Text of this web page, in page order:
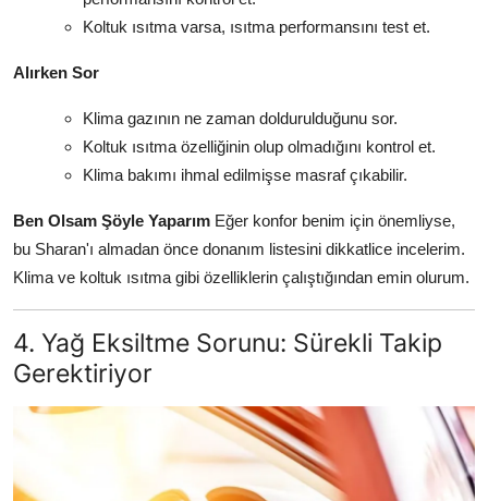
Koltuk ısıtma varsa, ısıtma performansını test et.
Alırken Sor
Klima gazının ne zaman doldurulduğunu sor.
Koltuk ısıtma özelliğinin olup olmadığını kontrol et.
Klima bakımı ihmal edilmişse masraf çıkabilir.
Ben Olsam Şöyle Yaparım Eğer konfor benim için önemliyse,
bu Sharan'ı almadan önce donanım listesini dikkatlice incelerim.
Klima ve koltuk ısıtma gibi özelliklerin çalıştığından emin olurum.
4. Yağ Eksiltme Sorunu: Sürekli Takip
Gerektiriyor